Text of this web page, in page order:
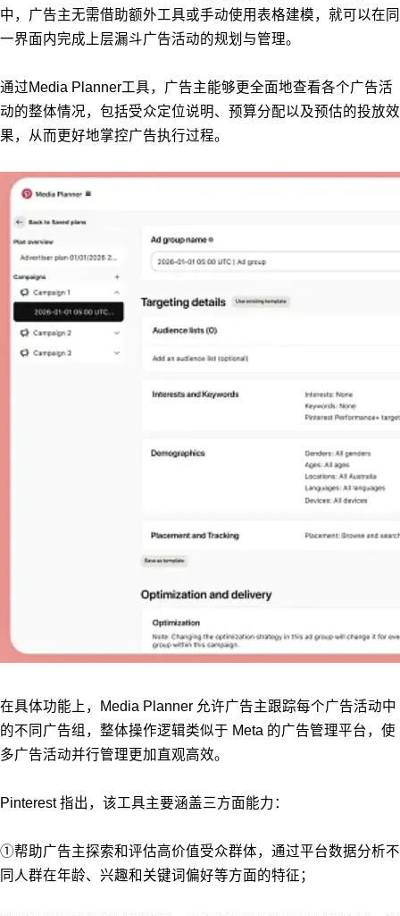
中，广告主无需借助额外工具或手动使用表格建模，就可以在同
一界面内完成上层漏斗广告活动的规划与管理。
通过Media Planner工具，广告主能够更全面地查看各个广告活
动的整体情况，包括受众定位说明、预算分配以及预估的投放效
果，从而更好地掌控广告执行过程。
在具体功能上，Media Planner 允许广告主跟踪每个广告活动中
的不同广告组，整体操作逻辑类似于 Meta 的广告管理平台，使
多广告活动并行管理更加直观高效。
Pinterest 指出，该工具主要涵盖三方面能力：
①帮助广告主探索和评估高价值受众群体，通过平台数据分析不
同人群在年龄、兴趣和关键词偏好等方面的特征；